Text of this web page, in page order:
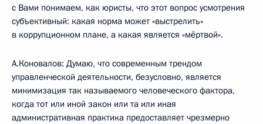
с Вами понимаем, как юристы, что этот вопрос усмотрения
субъективный: какая норма может «выстрелить»
в коррупционном плане, а какая является «мёртвой».
А.Коновалов: Думаю, что современным трендом
управленческой деятельности, безусловно, является
минимизация так называемого человеческого фактора,
когда тот или иной закон или та или иная
административная практика предоставляет чрезмерно